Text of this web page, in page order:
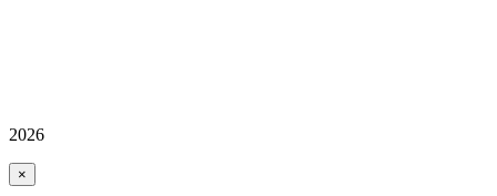
2026
×